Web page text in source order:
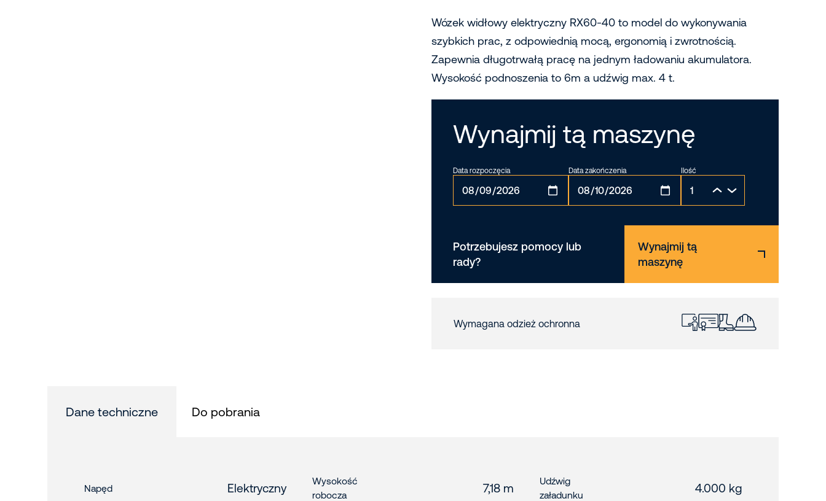
Wózek widłowy elektryczny RX60-40 to model do wykonywania
szybkich prac, z odpowiednią mocą, ergonomią i zwrotnością.
Zapewnia długotrwałą pracę na jednym ładowaniu akumulatora.
Wysokość podnoszenia to 6m a udźwig max. 4 t.
Wynajmij tą maszynę
Data rozpoczęcia Data zakończenia Ilość
Potrzebujesz pomocy lub
rady?
Wynajmij tą
maszynę
Wymagana odzież ochronna
Dane techniczne Do pobrania
Napęd Elektryczny
Wysokość
robocza
7,18 m
Udźwig
załadunku
4.000 kg